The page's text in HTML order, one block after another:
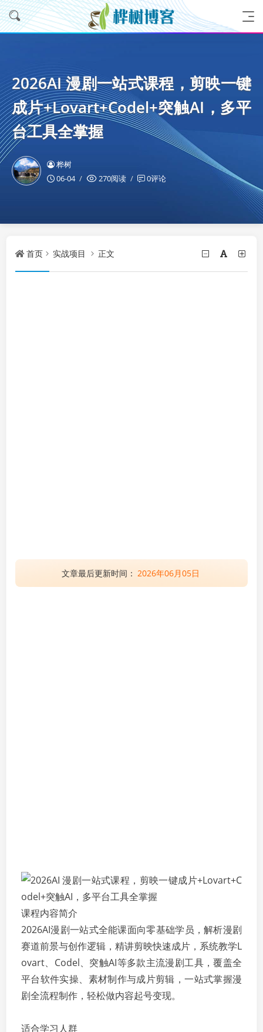
2026AI 漫剧一站式课程，剪映一键
成片+Lovart+Codel+突触AI，多平
台工具全掌握
桦树
06-04
270阅读 0评论
首页 实战项目 正文
文章最后更新时间： 2026年06月05日
课程内容简介
2026AI漫剧一站式全能课面向零基础学员，解析漫剧
赛道前景与创作逻辑，精讲剪映快速成片，系统教学L
ovart、Codel、突触AI等多款主流漫剧工具，覆盖全
平台软件实操、素材制作与成片剪辑，一站式掌握漫
剧全流程制作，轻松做内容起号变现。
适合学习人群